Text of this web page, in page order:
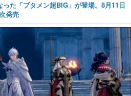
った「ブタメン超BIG」が登場。8月11日
発売